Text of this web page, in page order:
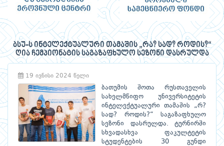
ბსუ-ს ინტელექტუალური თამაშის „რა? სად? როდის?“
ღია ჩემპიონატის საგაზაფხულო სეზონი დასრულდა
19 ივნისი 2024 წელი
ბათუმის შოთა რუსთაველის
სახელმწიფო უნივერსიტეტის
ინტელექტუალური თამაშის „რ?
სად? როდის?“ საგაზაფხულო
სეზონი დასრულდა. ტურნირში
სხვადასხვა ფაკულტეტის
სტუდენტების 30 გუნდი